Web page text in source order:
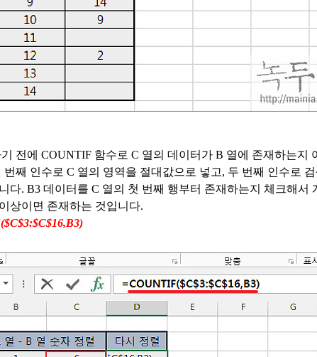
전에 COUNTIF 함수로 C 열의 데이터가 B 열에 존재하는지
번째 인수로 C 열의 영역을 절대값으로 넣고, 두 번째 인수로
다. B3 데이터를 C 열의 첫 번째 행부터 존재하는지 체크해서
상이면 존재하는 것입니다.